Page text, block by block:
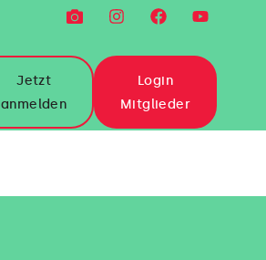
Jetzt
anmelden
Login
Mitglieder